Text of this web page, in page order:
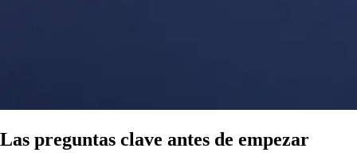
Las preguntas clave antes de empezar